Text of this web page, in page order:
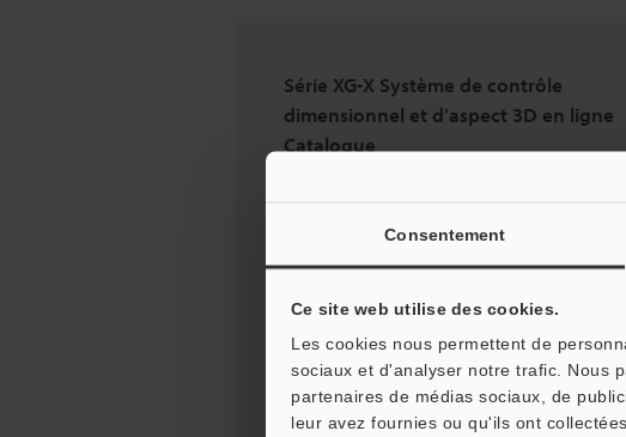
Consentement
Ce site web utilise des cookies.
Les cookies nous permettent de
sociaux et d'analyser notre trafic. Nous
partenaires de médias sociaux, de
leur avez fournies ou qu'ils ont
Série XG-X Système de contrôle
dimensionnel et d’aspect 3D en ligne
Catalogue